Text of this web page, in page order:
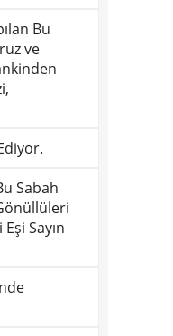
Bu
ve
Sabah
Sayın